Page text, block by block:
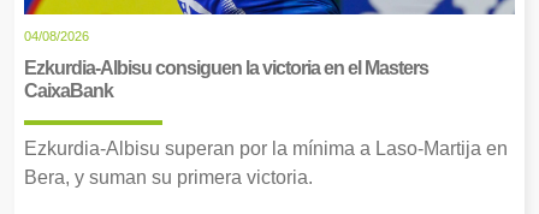
04/08/2026
Ezkurdia-Albisu consiguen la victoria en el Masters
CaixaBank
Ezkurdia-Albisu superan por la mínima a Laso-Martija en
Bera, y suman su primera victoria.